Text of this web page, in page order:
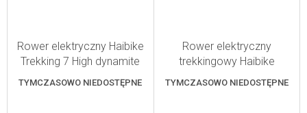
Rower elektryczny Haibike
Trekking 7 High dynamite
TYMCZASOWO NIEDOSTĘPNE
Rower elektryczny
trekkingowy Haibike
TYMCZASOWO NIEDOSTĘPNE